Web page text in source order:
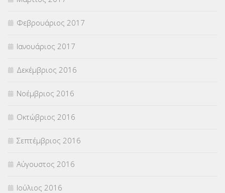
Φεβρουάριος 2017
Ιανουάριος 2017
Δεκέμβριος 2016
Νοέμβριος 2016
Οκτώβριος 2016
Σεπτέμβριος 2016
Αύγουστος 2016
Ιούλιος 2016